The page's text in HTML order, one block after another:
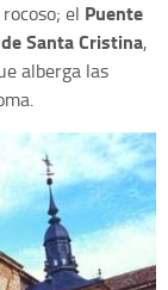
el Puente
Santa Cristina,
alberga las